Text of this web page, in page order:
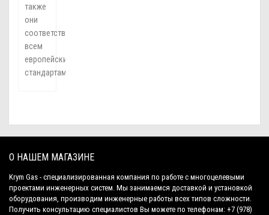
также
они
соответствуют
всем
европейским
стандартам.
О НАШЕМ МАГАЗИНЕ
Krym Gas - специализированная компания по работе с многоцелевыми
проектами инженерных систем. Мы занимаемся доставкой и установкой
оборудования, производим инженерные работы всех типов сложности.
Получить консультацию специалистов Вы можете по телефонам: +7 (978)